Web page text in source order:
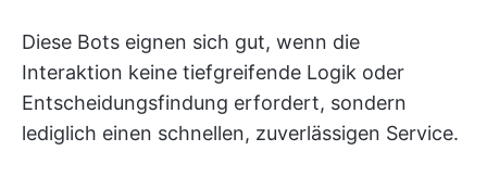
Diese Bots eignen sich gut, wenn die
Interaktion keine tiefgreifende Logik oder
Entscheidungsfindung erfordert, sondern
lediglich einen schnellen, zuverlässigen Service.